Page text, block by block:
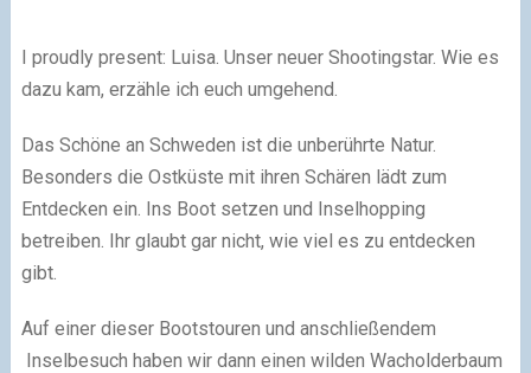
I proudly present: Luisa. Unser neuer Shootingstar. Wie es
dazu kam, erzähle ich euch umgehend.
Das Schöne an Schweden ist die unberührte Natur.
Besonders die Ostküste mit ihren Schären lädt zum
Entdecken ein. Ins Boot setzen und Inselhopping
betreiben. Ihr glaubt gar nicht, wie viel es zu entdecken
gibt.
Auf einer dieser Bootstouren und anschließendem
Inselbesuch haben wir dann einen wilden Wacholderbaum